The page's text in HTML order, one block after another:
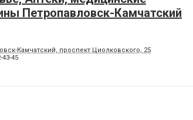
Петропавловск-Камчатский
Камчатский, проспект Циолковского, 25
43-45